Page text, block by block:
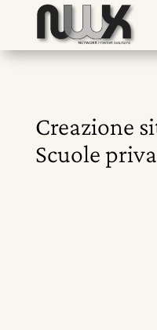
Creazione
Scuole